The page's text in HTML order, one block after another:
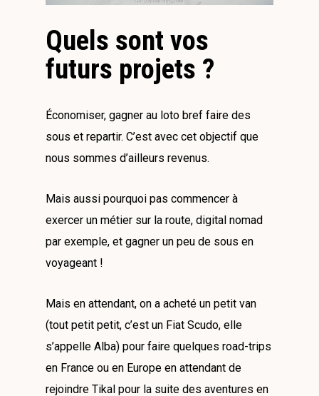
Quels sont vos
futurs projets ?
Économiser, gagner au loto bref faire des
sous et repartir. C’est avec cet objectif que
nous sommes d’ailleurs revenus.
Mais aussi pourquoi pas commencer à
exercer un métier sur la route, digital nomad
par exemple, et gagner un peu de sous en
voyageant !
Mais en attendant, on a acheté un petit van
(tout petit petit, c’est un Fiat Scudo, elle
s’appelle Alba) pour faire quelques road-trips
en France ou en Europe en attendant de
rejoindre Tikal pour la suite des aventures en